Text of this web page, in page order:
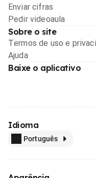
Enviar cifras
Pedir videoaula
Sobre o site
Termos de uso e
Ajuda
Baixe o aplicativo
Idioma
Português